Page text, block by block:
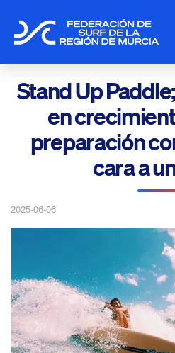
Stand Up
en
preparación
cara a
2025-06-06